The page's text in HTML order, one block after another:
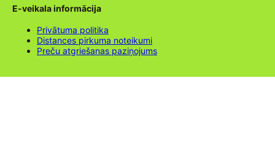
E-veikala informācija
Privātuma politika
Distances pirkuma noteikumi
Preču atgriešanas paziņojums